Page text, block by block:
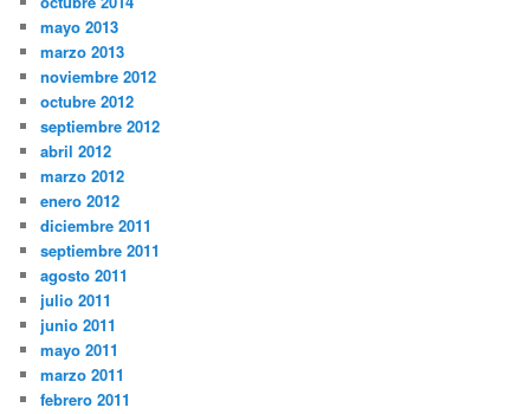
mayo 2013
marzo 2013
noviembre 2012
octubre 2012
septiembre 2012
abril 2012
marzo 2012
enero 2012
diciembre 2011
septiembre 2011
agosto 2011
julio 2011
junio 2011
mayo 2011
marzo 2011
febrero 2011